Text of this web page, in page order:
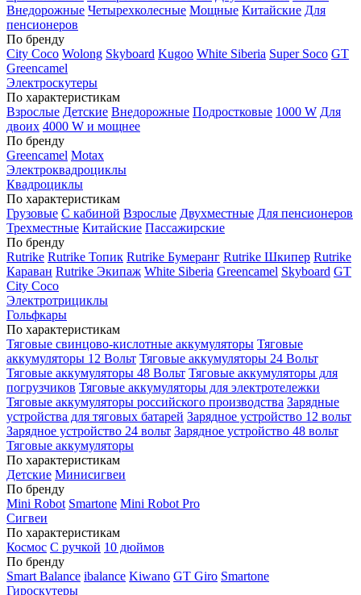
Внедорожные Четырехколесные Мощные Китайские Для
пенсионеров
По бренду
City Coco Wolong Skyboard Kugoo White Siberia Super Soco GT
Greencamel
Электроскутеры
По характеристикам
Взрослые Детские Внедорожные Подростковые 1000 W Для
двоих 4000 W и мощнее
По бренду
Greencamel Motax
Электроквадроциклы
Квадроциклы
По характеристикам
Грузовые С кабиной Взрослые Двухместные Для пенсионеров
Трехместные Китайские Пассажирские
По бренду
Rutrike Rutrike Топик Rutrike Бумеранг Rutrike Шкипер Rutrike
Караван Rutrike Экипаж White Siberia Greencamel Skyboard GT
City Coco
Электротрициклы
Гольфкары
По характеристикам
Тяговые свинцово-кислотные аккумуляторы Тяговые
аккумуляторы 12 Вольт Тяговые аккумуляторы 24 Вольт
Тяговые аккумуляторы 48 Вольт Тяговые аккумуляторы для
погрузчиков Тяговые аккумуляторы для электротележки
Тяговые аккумуляторы российского производства Зарядные
устройства для тяговых батарей Зарядное устройство 12 вольт
Зарядное устройство 24 вольт Зарядное устройство 48 вольт
Тяговые аккумуляторы
По характеристикам
Детские Минисигвеи
По бренду
Mini Robot Smartone Mini Robot Pro
Сигвеи
По характеристикам
Космос С ручкой 10 дюймов
По бренду
Smart Balance ibalance Kiwano GT Giro Smartone
Гироскутеры